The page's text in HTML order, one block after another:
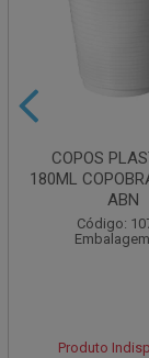
COPOS
180ML
ABN
Código:
Produto